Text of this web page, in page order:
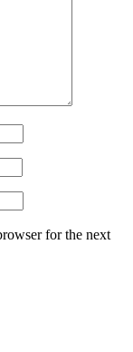
for the next